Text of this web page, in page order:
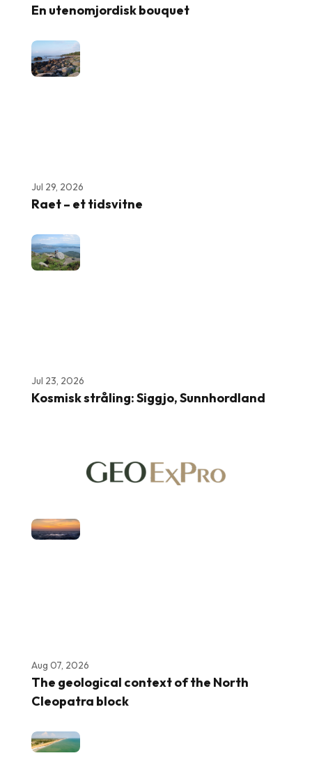
En utenomjordisk bouquet
Jul 29, 2026
Raet – et tidsvitne
Jul 23, 2026
Kosmisk stråling: Siggjo, Sunnhordland
Aug 07, 2026
The geological context of the North
Cleopatra block